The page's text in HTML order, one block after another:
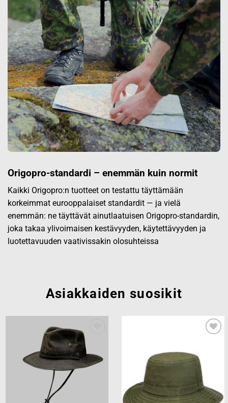
Origopro-standardi – enemmän kuin normit
Kaikki Origopro:n tuotteet on testattu täyttämään
korkeimmat eurooppalaiset standardit — ja vielä
enemmän: ne täyttävät ainutlaatuisen Origopro-standardin,
joka takaa ylivoimaisen kestävyyden, käytettävyyden ja
luotettavuuden vaativissakin olosuhteissa
Asiakkaiden suosikit
Add to
wishlist